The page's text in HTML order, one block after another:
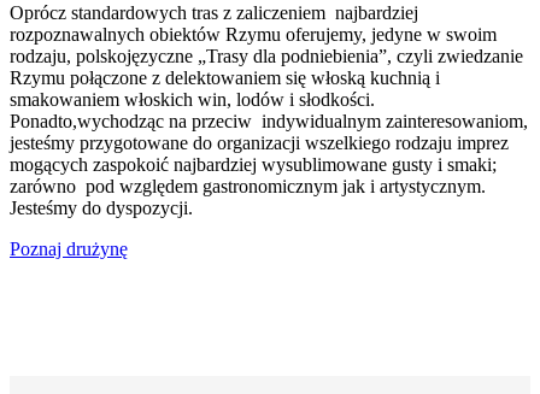
Oprócz standardowych tras z zaliczeniem najbardziej
rozpoznawalnych obiektów Rzymu oferujemy, jedyne w swoim
rodzaju, polskojęzyczne „Trasy dla podniebienia”, czyli zwiedzanie
Rzymu połączone z delektowaniem się włoską kuchnią i
smakowaniem włoskich win, lodów i słodkości.
Ponadto,wychodząc na przeciw indywidualnym zainteresowaniom,
jesteśmy przygotowane do organizacji wszelkiego rodzaju imprez
mogących zaspokoić najbardziej wysublimowane gusty i smaki;
zarówno pod względem gastronomicznym jak i artystycznym.
Jesteśmy do dyspozycji.
Poznaj drużynę